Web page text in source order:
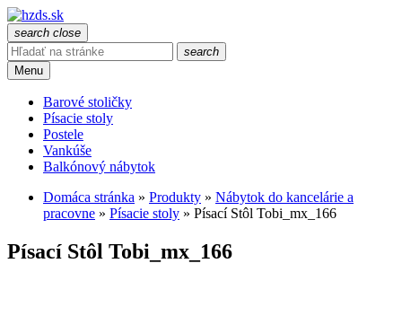
search close
search
Menu
Barové stoličky
Písacie stoly
Postele
Vankúše
Balkónový nábytok
Domáca stránka » Produkty » Nábytok do kancelárie a
pracovne » Písacie stoly » Písací Stôl Tobi_mx_166
Písací Stôl Tobi_mx_166